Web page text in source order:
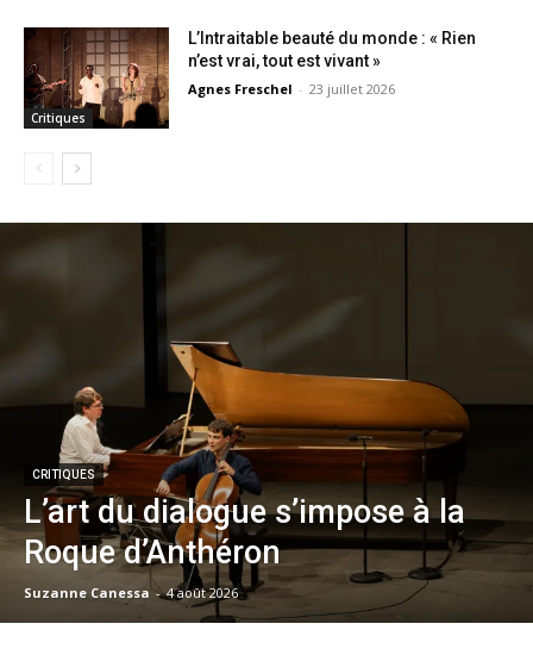
Critiques
L’Intraitable beauté du monde : « Rien
n’est vrai, tout est vivant »
Agnes Freschel - 23 juillet 2026
CRITIQUES
L’art du dialogue s’impose à la
Roque d’Anthéron
Suzanne Canessa - 4 août 2026